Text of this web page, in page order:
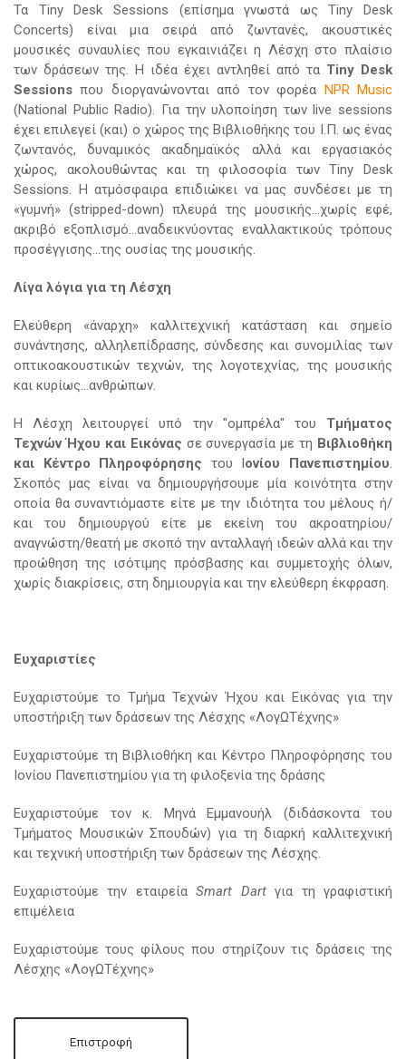
Τα Tiny Desk Sessions (επίσημα γνωστά ως Tiny Desk
Concerts) είναι μια σειρά από ζωντανές, ακουστικές
μουσικές συναυλίες που εγκαινιάζει η Λέσχη στο πλαίσιο
των δράσεων της. Η ιδέα έχει αντληθεί από τα Tiny Desk
Sessions που διοργανώνονται από τον φορέα NPR Music
(National Public Radio). Για την υλοποίηση των live sessions
έχει επιλεγεί (και) ο χώρος της Βιβλιοθήκης του Ι.Π. ως ένας
ζωντανός, δυναμικός ακαδημαϊκός αλλά και εργασιακός
χώρος, ακολουθώντας και τη φιλοσοφία των Tiny Desk
Sessions. Η ατμόσφαιρα επιδιώκει να μας συνδέσει με τη
«γυμνή» (stripped-down) πλευρά της μουσικής...χωρίς εφέ,
ακριβό εξοπλισμό…αναδεικνύοντας εναλλακτικούς τρόπους
προσέγγισης…της ουσίας της μουσικής.
Λίγα λόγια για τη Λέσχη
Ελεύθερη «άναρχη» καλλιτεχνική κατάσταση και σημείο
συνάντησης, αλληλεπίδρασης, σύνδεσης και συνομιλίας των
οπτικοακουστικών τεχνών, της λογοτεχνίας, της μουσικής
και κυρίως…ανθρώπων.
Η Λέσχη λειτουργεί υπό την "ομπρέλα" του Τμήματος
Τεχνών Ήχου και Εικόνας σε συνεργασία με τη Βιβλιοθήκη
και Κέντρο Πληροφόρησης του Ιονίου Πανεπιστημίου
Σκοπός μας είναι να δημιουργήσουμε μία κοινότητα στην
οποία θα συναντιόμαστε είτε με την ιδιότητα του μέλους ή/
και του δημιουργού είτε με εκείνη του ακροατηρίου/
αναγνώστη/θεατή με σκοπό την ανταλλαγή ιδεών αλλά και την
προώθηση της ισότιμης πρόσβασης και συμμετοχής όλων,
χωρίς διακρίσεις, στη δημιουργία και την ελεύθερη έκφραση.
Ευχαριστίες
Ευχαριστούμε το Τμήμα Τεχνών Ήχου και Εικόνας για την
υποστήριξη των δράσεων της Λέσχης «ΛογΩΤέχνης»
Ευχαριστούμε τη Βιβλιοθήκη και Κέντρο Πληροφόρησης του
Ιονίου Πανεπιστημίου για τη φιλοξενία της δράσης
Ευχαριστούμε τον κ. Μηνά Εμμανουήλ (διδάσκοντα του
Τμήματος Μουσικών Σπουδών) για τη διαρκή καλλιτεχνική
και τεχνική υποστήριξη των δράσεων της Λέσχης.
Ευχαριστούμε την εταιρείαSmart Dartγια τη γραφιστική
επιμέλεια
Ευχαριστούμε τους φίλους που στηρίζουν τις δράσεις της
Λέσχης «ΛογΩΤέχνης»
Επιστροφή